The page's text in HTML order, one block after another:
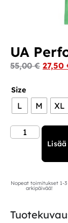
UA
55,00€ 27,50
Size
L M XL
Nopeat toimitukset 1-3
arkipäivää!